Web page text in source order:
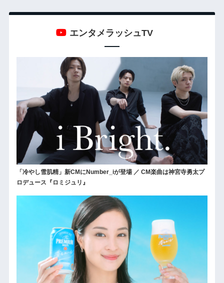
エンタメラッシュTV
「冷やし雪肌精」新CMにNumber_iが登場 ／ CM楽曲は神宮寺勇太プ
ロデュース『ロミジュリ』